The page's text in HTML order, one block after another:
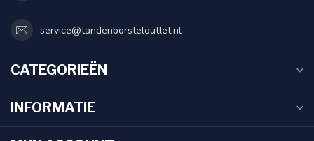
service@tandenborsteloutlet.nl
CATEGORIEËN
INFORMATIE